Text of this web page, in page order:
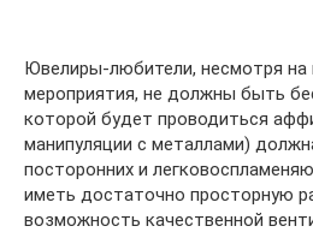
Ювелиры-любители, несмотря
мероприятия, не должны быть
которой будет проводиться
манипуляции с металлами)
посторонних и
иметь достаточно просторную
возможность качественной